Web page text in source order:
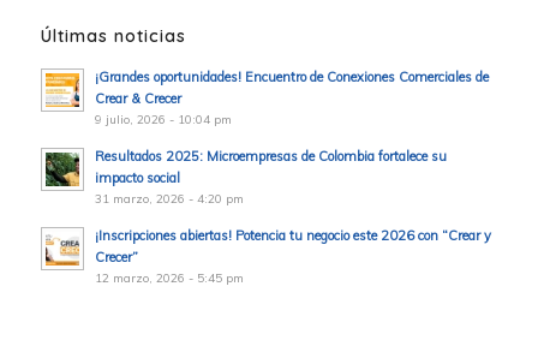
Últimas noticias
¡Grandes oportunidades! Encuentro de Conexiones Comerciales de
Crear & Crecer
9 julio, 2026 - 10:04 pm
Resultados 2025: Microempresas de Colombia fortalece su
impacto social
31 marzo, 2026 - 4:20 pm
¡Inscripciones abiertas! Potencia tu negocio este 2026 con “Crear y
Crecer”
12 marzo, 2026 - 5:45 pm